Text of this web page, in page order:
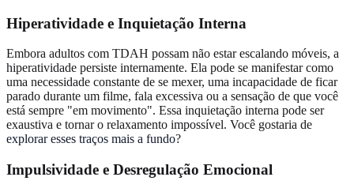
Hiperatividade e Inquietação Interna
Embora adultos com TDAH possam não estar escalando móveis, a
hiperatividade persiste internamente. Ela pode se manifestar como
uma necessidade constante de se mexer, uma incapacidade de ficar
parado durante um filme, fala excessiva ou a sensação de que você
está sempre "em movimento". Essa inquietação interna pode ser
exaustiva e tornar o relaxamento impossível. Você gostaria de
explorar esses traços mais a fundo?
Impulsividade e Desregulação Emocional